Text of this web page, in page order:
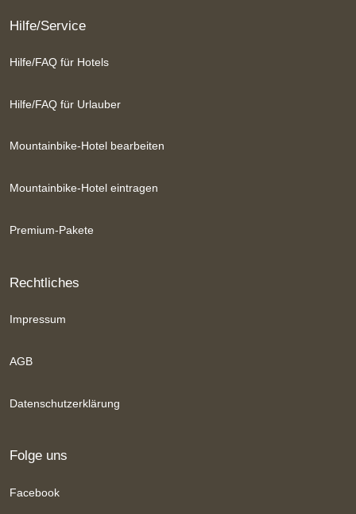
Hilfe/Service
Hilfe/FAQ für Hotels
Hilfe/FAQ für Urlauber
Mountainbike-Hotel bearbeiten
Mountainbike-Hotel eintragen
Premium-Pakete
Rechtliches
Impressum
AGB
Datenschutzerklärung
Folge uns
Facebook